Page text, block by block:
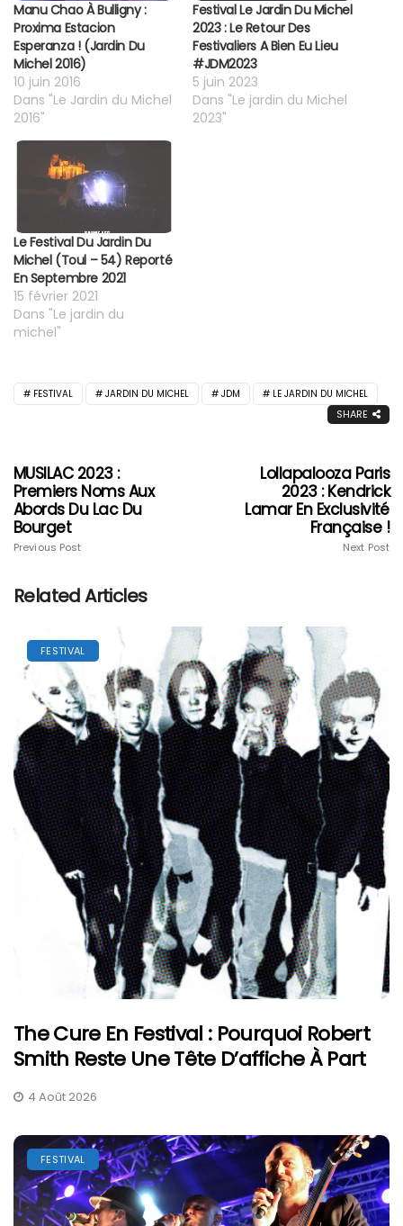
Manu Chao À Bulligny :
Proxima Estacion
Esperanza ! (Jardin Du
Michel 2016)
10 juin 2016
Dans "Le Jardin du Michel
2016"
Festival Le Jardin Du Michel
2023 : Le Retour Des
Festivaliers A Bien Eu Lieu
#JDM2023
5 juin 2023
Dans "Le jardin du Michel
2023"
Le Festival Du Jardin Du
Michel (Toul – 54) Reporté
En Septembre 2021
15 février 2021
Dans "Le jardin du
michel"
FESTIVAL JARDIN DU MICHEL JDM LE JARDIN DU MICHEL
SHARE
MUSILAC 2023 :
Premiers Noms Aux
Abords Du Lac Du
Bourget
Previous Post
Lollapalooza Paris
2023 : Kendrick
Lamar En Exclusivité
Française !
Next Post
Related Articles
FESTIVAL
The Cure En Festival : Pourquoi Robert
Smith Reste Une Tête D’affiche À Part
4 Août 2026
FESTIVAL